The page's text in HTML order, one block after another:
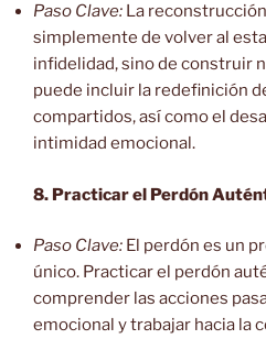
Paso Clave: La
simplemente de volver al
infidelidad, sino de construir
puede incluir la redefinición
compartidos, así como el
intimidad emocional.
8. Practicar el Perdón
Paso Clave: El perdón es un
único. Practicar el perdón
comprender las acciones
emocional y trabajar hacia la